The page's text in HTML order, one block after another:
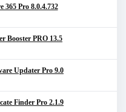
365 Pro 8.0.4.732
Booster PRO 13.5
Updater Pro 9.0
Finder Pro 2.1.9